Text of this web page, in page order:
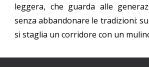
leggera, che guarda alle
senza abbandonare le tradizioni:
si staglia un corridore con un